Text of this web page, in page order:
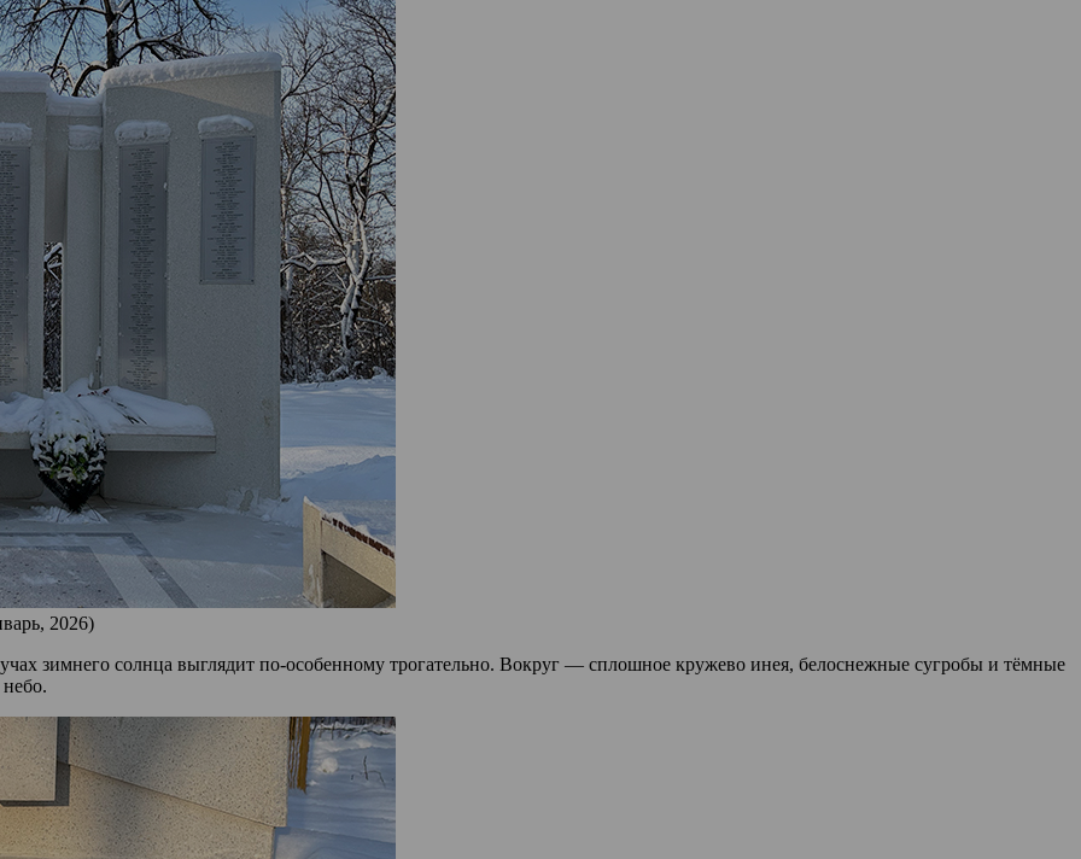
2026)
зимнего солнца выглядит по‑особенному трогательно. Вокруг — сплошное кружево инея, белоснежные сугробы и тёмные